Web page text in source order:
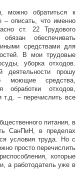
можно обратиться к
– описать, что именно
ст. 22 Трудового
обеспечивать
средствами для
В мои трудовые
уборка отходов.
деятельности прошу
моющие средства,
обработки отходов,
– перечислить все
питания, в
СанПиН, в пределах
условия труда. Но с
просто перечислить
которые
а работодатель уже в